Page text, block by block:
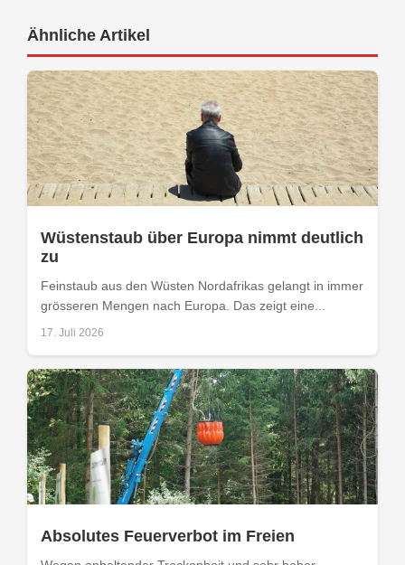
Ähnliche Artikel
Wüstenstaub über Europa nimmt deutlich
zu
Feinstaub aus den Wüsten Nordafrikas gelangt in immer
grösseren Mengen nach Europa. Das zeigt eine...
17. Juli 2026
Absolutes Feuerverbot im Freien